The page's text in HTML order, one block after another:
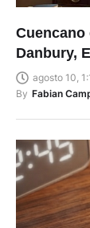
Cuencano
Danbury,
agosto 10,
By Fabian